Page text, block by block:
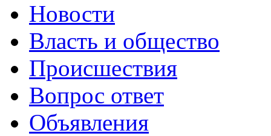
Новости
Власть и общество
Происшествия
Вопрос ответ
Объявления